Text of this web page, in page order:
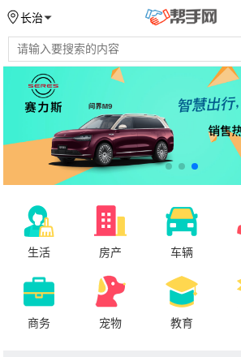
长治
生活 房产 车辆
商务 宠物 教育